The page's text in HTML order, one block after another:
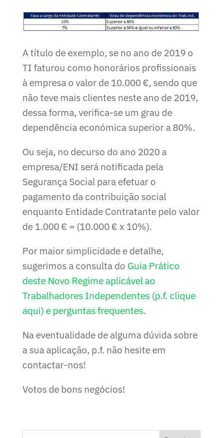
A título de exemplo, se no ano de 2019 o
TI faturou como honorários profissionais
à empresa o valor de 10.000 €, sendo que
não teve mais clientes neste ano de 2019,
dessa forma, verifica-se um grau de
dependência económica superior a 80%.
Ou seja, no decurso do ano 2020 a
empresa/ENI será notificada pela
Segurança Social para efetuar o
pagamento da contribuição social
enquanto Entidade Contratante pelo valor
de 1.000 € = (10.000 € x 10%).
Por maior simplicidade e detalhe,
sugerimos a consulta do Guia Prático
deste Novo Regime aplicável ao
Trabalhadores Independentes (p.f. clique
aqui) e perguntas frequentes.
Na eventualidade de alguma dúvida sobre
a sua aplicação, p.f. não hesite em
contactar-nos!
Votos de bons negócios!